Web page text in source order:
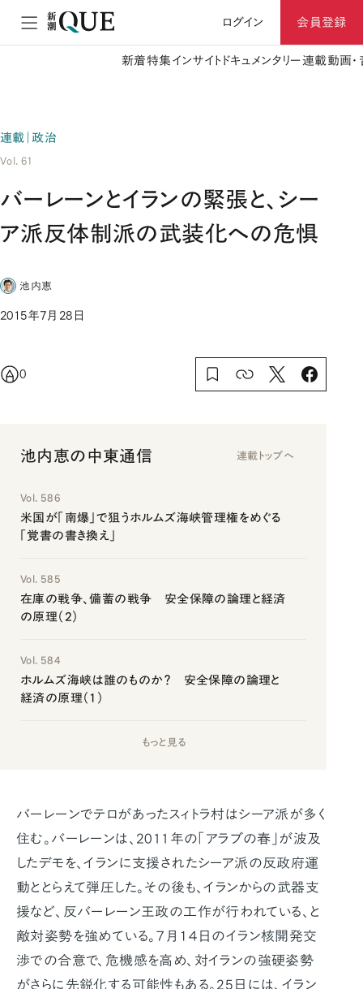
ログイン 会員登録
新着特集 インサイト ドキュメンタリー 連載動画
連載｜政治
Vol. 61
バーレーンとイランの緊張と、シー
ア派反体制派の武装化への危惧
池内恵
2015年7月28日
0
池内恵の中東通信 連載トップへ
Vol. 586
米国が「南爆」で狙うホルムズ海峡管理権をめぐる
「覚書の書き換え」
Vol. 585
在庫の戦争、備蓄の戦争 安全保障の論理と経済
の原理（2）
Vol. 584
ホルムズ海峡は誰のものか？ 安全保障の論理と
経済の原理（1）
もっと見る
バーレーンでテロがあったスィトラ村はシーア派が多く
住む。バーレーンは、2011年の「アラブの春」が波及
したデモを、イランに支援されたシーア派の反政府運
動ととらえて弾圧した。その後も、イランからの武器支
援など、反バーレーン王政の工作が行われている、と
敵対姿勢を強めている。７月１４日のイラン核開発交
渉での合意で、危機感を高め、対イランの強硬姿勢
がさらに先鋭化する可能性もある。25日には、イラン